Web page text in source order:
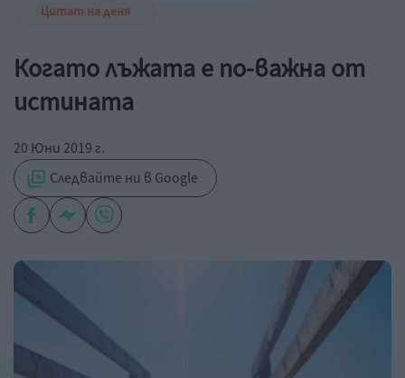
Цитат на деня
Когато лъжата е по-важна от
истината
20 Юни 2019 г.
Следвайте ни в Google